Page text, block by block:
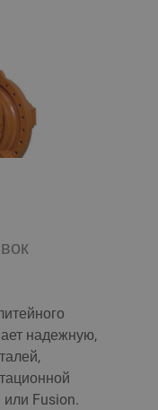
надежную,
Fusion.